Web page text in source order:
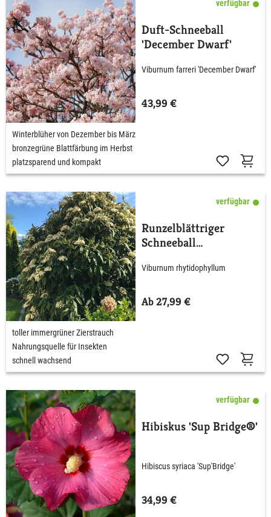
verfügbar
Duft-Schneeball
'December Dwarf'
Viburnum farreri 'December Dwarf'
43,99 €
Winterblüher von Dezember bis März
bronzegrüne Blattfärbung im Herbst
platzsparend und kompakt
verfügbar
Runzelblättriger
Schneeball
Viburnum rhytidophyllum
Ab 27,99 €
toller immergrüner Zierstrauch
Nahrungsquelle für Insekten
schnell wachsend
verfügbar
Hibiskus 'Sup Bridge®'
Hibiscus syriaca 'Sup'Bridge'
34,99 €